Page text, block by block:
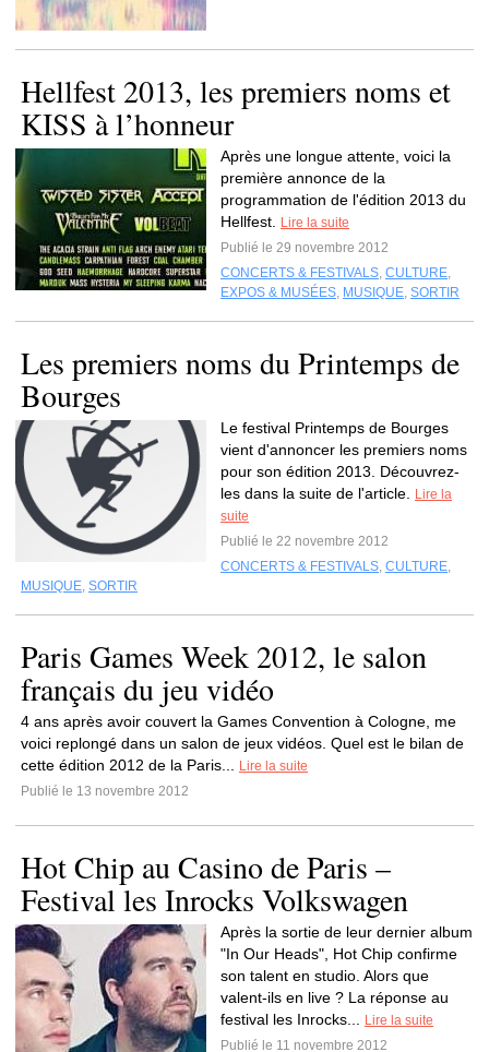
Hellfest 2013, les premiers noms et
KISS à l’honneur
Après une longue attente, voici la
première annonce de la
programmation de l'édition 2013 du
Hellfest.
Lire la suite
Publié le 29 novembre 2012
CONCERTS & FESTIVALS, CULTURE,
EXPOS & MUSÉES, MUSIQUE, SORTIR
Les premiers noms du Printemps de
Bourges
Le festival Printemps de Bourges
vient d'annoncer les premiers noms
pour son édition 2013. Découvrez-
les dans la suite de l'article.
Lire la
suite
Publié le 22 novembre 2012
CONCERTS & FESTIVALS, CULTURE,
MUSIQUE, SORTIR
Paris Games Week 2012, le salon
français du jeu vidéo
4 ans après avoir couvert la Games Convention à Cologne, me
voici replongé dans un salon de jeux vidéos. Quel est le bilan de
cette édition 2012 de la Paris...
Lire la suite
Publié le 13 novembre 2012
Hot Chip au Casino de Paris –
Festival les Inrocks Volkswagen
Après la sortie de leur dernier album
"In Our Heads", Hot Chip confirme
son talent en studio. Alors que
valent-ils en live ? La réponse au
festival les Inrocks...
Lire la suite
Publié le 11 novembre 2012